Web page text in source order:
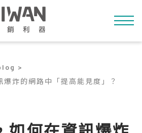
>
炸的網路中「提高能見度」？